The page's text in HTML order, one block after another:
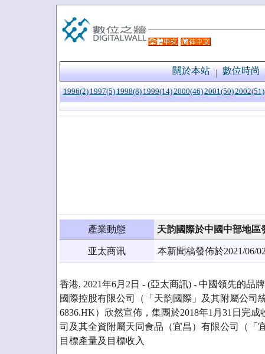
關於本站 數位時尚
1996(2) 1997(5) 1998(8) 1999(14)2000(46)2001(50)2002(51)
產業動態 天韵國際於中國中部地區
亚太商讯 本新聞稿發佈於2021/06/
香港, 2021年6月2日 - (亞太商訊) - 中國領先的品
國際控股有限公司（「天韵國際」及其附屬公司
6836.HK）欣然宣佈，集團於2018年1月31日完
司及其全資附屬天同食品（宜昌）有限公司（「
目標產量及目標收入